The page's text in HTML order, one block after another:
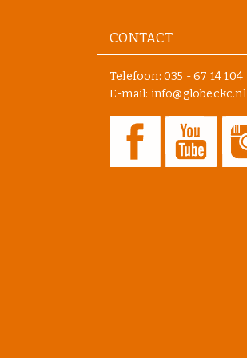
CONTACT
Telefoon: 035 - 67 14 104
E-mail: info@globeckc.nl